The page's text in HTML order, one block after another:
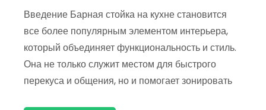
Введение Барная стойка на кухне становится
все более популярным элементом интерьера,
который объединяет функциональность и стиль.
Она не только служит местом для быстрого
перекуса и общения, но и помогает зонировать